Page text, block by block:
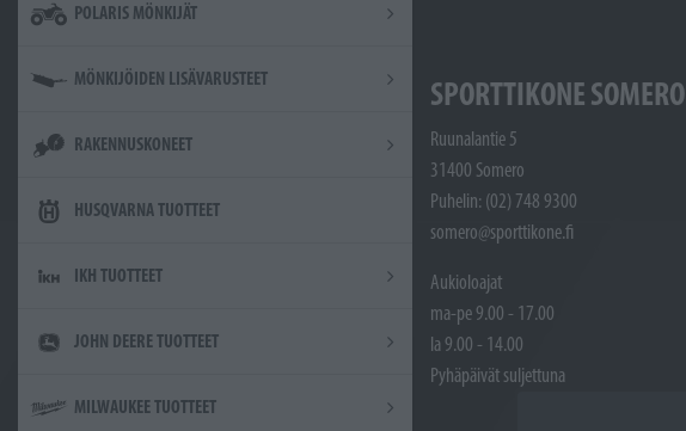
POLARIS MÖNKIJÄT
MÖNKIJÖIDEN LISÄVARUSTEET
RAKENNUSKONEET
HUSQVARNA TUOTTEET
IKH TUOTTEET
JOHN DEERE TUOTTEET
MILWAUKEE TUOTTEET
SPORTTIKONE SOMERO
Ruunalantie 5
31400 Somero
Puhelin: (02) 748 9300
somero@sporttikone.fi
Aukioloajat
ma-pe 9.00 - 17.00
la 9.00 - 14.00
Pyhäpäivät suljettuna